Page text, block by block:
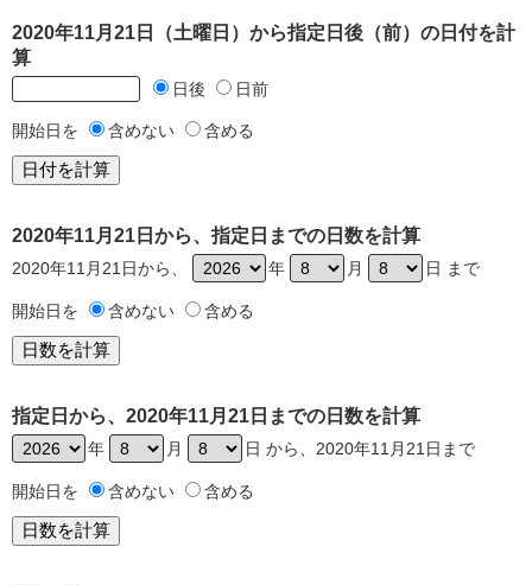
2020年11月21日（土曜日）から指定日後（前）の日付を計
算
日後 日前
開始日を 含めない 含める
2020年11月21日から、指定日までの日数を計算
2020年11月21日から、 年 月 日 まで
開始日を 含めない 含める
指定日から、2020年11月21日までの日数を計算
年 月 日 から、2020年11月21日まで
開始日を 含めない 含める